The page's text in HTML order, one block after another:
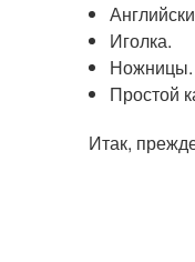
Иголка.
Ножницы.
Простой
Итак,